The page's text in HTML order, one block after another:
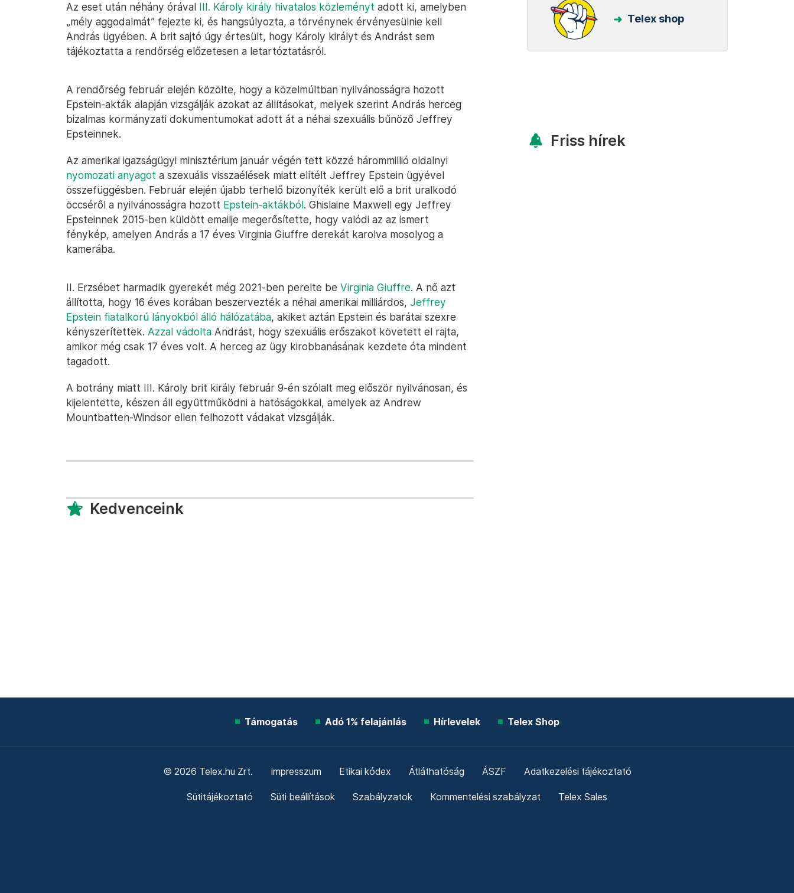
Az eset után néhány órával III. Károly király hivatalos közleményt adott ki, amelyben
„mély aggodalmát” fejezte ki, és hangsúlyozta, a törvénynek érvényesülnie kell
András ügyében. A brit sajtó úgy értesült, hogy Károly királyt és Andrást sem
tájékoztatta a rendőrség előzetesen a letartóztatásról.
A rendőrség február elején közölte, hogy a közelmúltban nyilvánosságra hozott
Epstein-akták alapján vizsgálják azokat az állításokat, melyek szerint András herceg
bizalmas kormányzati dokumentumokat adott át a néhai szexuális bűnöző Jeffrey
Epsteinnek.
Az amerikai igazságügyi minisztérium január végén tett közzé hárommillió oldalnyi
nyomozati anyagot a szexuális visszaélések miatt elítélt Jeffrey Epstein ügyével
összefüggésben. Február elején újabb terhelő bizonyíték került elő a brit uralkodó
öccséről a nyilvánosságra hozott Epstein-aktákból. Ghislaine Maxwell egy Jeffrey
Epsteinnek 2015-ben küldött emailje megerősítette, hogy valódi az az ismert
fénykép, amelyen András a 17 éves Virginia Giuffre derekát karolva mosolyog a
kamerába.
II. Erzsébet harmadik gyerekét még 2021-ben perelte be Virginia Giuffre. A nő azt
állította, hogy 16 éves korában beszervezték a néhai amerikai milliárdos, Jeffrey
Epstein fiatalkorú lányokból álló hálózatába, akiket aztán Epstein és barátai szexre
kényszerítettek. Azzal vádolta Andrást, hogy szexuális erőszakot követett el rajta,
amikor még csak 17 éves volt. A herceg az ügy kirobbanásának kezdete óta mindent
tagadott.
A botrány miatt III. Károly brit király február 9-én szólalt meg először nyilvánosan, és
kijelentette, készen áll együttműködni a hatóságokkal, amelyek az Andrew
Mountbatten-Windsor ellen felhozott vádakat vizsgálják.
Kedvenceink
Telex shop
Friss hírek
Támogatás Adó 1% felajánlás Hírlevelek Telex Shop
© 2026 Telex.hu Zrt. Impresszum Etikai kódex Átláthatóság ÁSZF Adatkezelési tájékoztató
Sütitájékoztató Süti beállítások Szabályzatok Kommentelési szabályzat Telex Sales